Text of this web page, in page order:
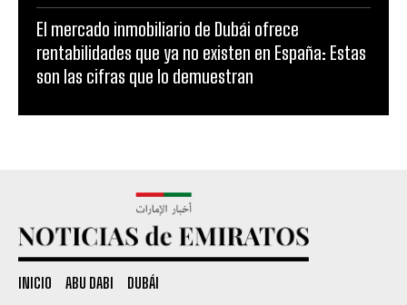
El mercado inmobiliario de Dubái ofrece
rentabilidades que ya no existen en España: Estas
son las cifras que lo demuestran
INICIO ABU DABI DUBÁI